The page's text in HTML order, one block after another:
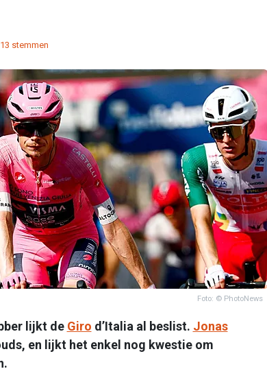
13 stemmen
Foto: © PhotoNews
lijkt de Giro d’Italia al beslist. Jonas
en lijkt het enkel nog kwestie om